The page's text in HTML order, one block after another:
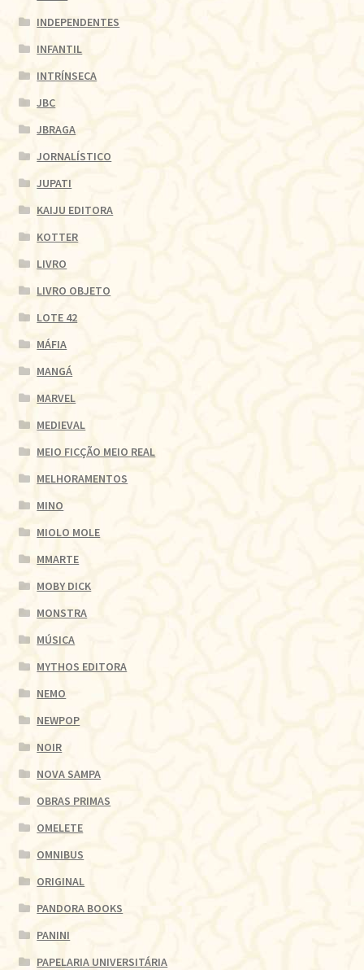
INDEPENDENTES
INFANTIL
INTRÍNSECA
JBC
JBRAGA
JORNALÍSTICO
JUPATI
KAIJU EDITORA
KOTTER
LIVRO
LIVRO OBJETO
LOTE 42
MÁFIA
MANGÁ
MARVEL
MEDIEVAL
MEIO FICÇÃO MEIO REAL
MELHORAMENTOS
MINO
MIOLO MOLE
MMARTE
MOBY DICK
MONSTRA
MÚSICA
MYTHOS EDITORA
NEMO
NEWPOP
NOIR
NOVA SAMPA
OBRAS PRIMAS
OMELETE
OMNIBUS
ORIGINAL
PANDORA BOOKS
PANINI
PAPELARIA UNIVERSITÁRIA